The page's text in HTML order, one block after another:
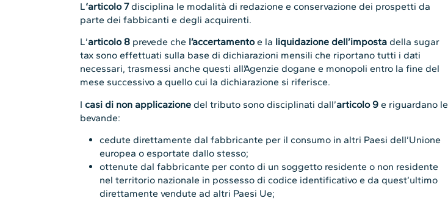
L‘articolo 7disciplina le modalità di redazione e conservazione dei prospetti da
parte dei fabbicanti e degli acquirenti.
L’articolo 8 prevede che l’accertamentoe la liquidazione dell’imposta della sugar
tax sono effettuati sulla base di dichiarazioni mensili che riportano tutti i dati
necessari, trasmessi anche questi all’Agenzie dogane e monopoli entro la fine del
mese successivo a quello cui la dichiarazione si riferisce.
I casi di non applicazione del tributo sono disciplinati dall’articolo 9 e riguardano le
bevande:
cedute direttamente dal fabbricante per il consumo in altri Paesi dell’Unione
europea o esportate dallo stesso;
ottenute dal fabbricante per conto di un soggetto residente o non residente
nel territorio nazionale in possesso di codice identificativo e da quest’ultimo
direttamente vendute ad altri Paesi Ue;